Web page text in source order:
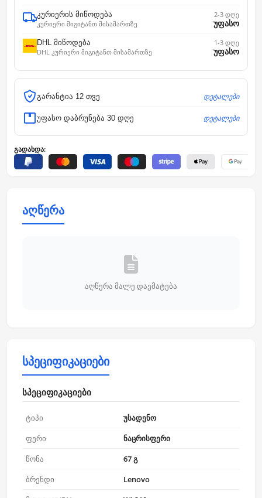
კურიერის მიწოდება
კურიერი მიგიტანთ მისამართზე
2-3 დღე
უფასო
DHL მიწოდება
DHL კურიერი მიგიტანთ მისამართზე
1-3 დღე
უფასო
გარანტია 12 თვე დეტალები
უფასო დაბრუნება 30 დღე დეტალები
გადახდა:
აღწერა
აღწერა მალე დაემატება
სპეციფიკაციები
სპეციფიკაციები
ტიპი
უსადენო
ფერი
ნაცრისფერი
წონა
67 გ
ბრენდი
Lenovo